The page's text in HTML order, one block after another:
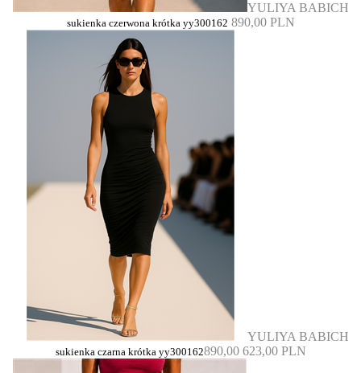
YULIYA BABICH
sukienka czerwona krótka yy300162 890,00 PLN
YULIYA BABICH
sukienka czarna krótka yy300162890,00 623,00 PLN